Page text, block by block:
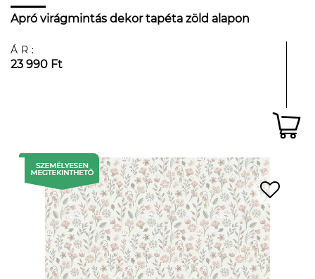
Apró virágmintás dekor tapéta zöld alapon
ÁR:
23 990 Ft